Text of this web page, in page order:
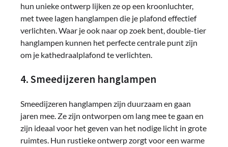
hun unieke ontwerp lijken ze op een kroonluchter,
met twee lagen hanglampen die je plafond effectief
verlichten. Waar je ook naar op zoek bent, double-tier
hanglampen kunnen het perfecte centrale punt zijn
om je kathedraalplafond te verlichten.
4. Smeedijzeren hanglampen
Smeedijzeren hanglampen zijn duurzaam en gaan
jaren mee. Ze zijn ontworpen om lang mee te gaan en
zijn ideaal voor het geven van het nodige licht in grote
ruimtes. Hun rustieke ontwerp zorgt voor een warme